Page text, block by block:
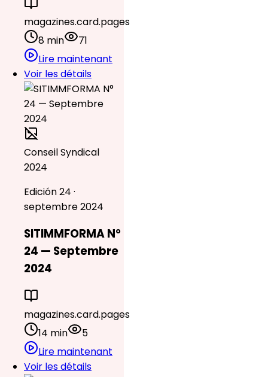
magazines.card.pages
8 min
71
Lire maintenant
Voir les détails
Conseil Syndical
2024
Edición 24 ·
septembre 2024
SITIMMFORMA N°
24 — Septembre
2024
magazines.card.pages
14 min
5
Lire maintenant
Voir les détails